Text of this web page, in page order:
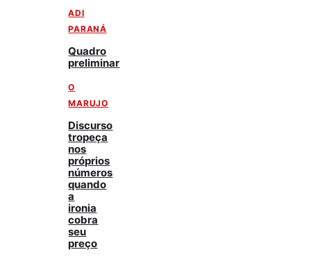
ADI
PARANÁ
Quadro
preliminar
O
MARUJO
Discurso
tropeça
nos
próprios
números
quando
a
ironia
cobra
seu
preço